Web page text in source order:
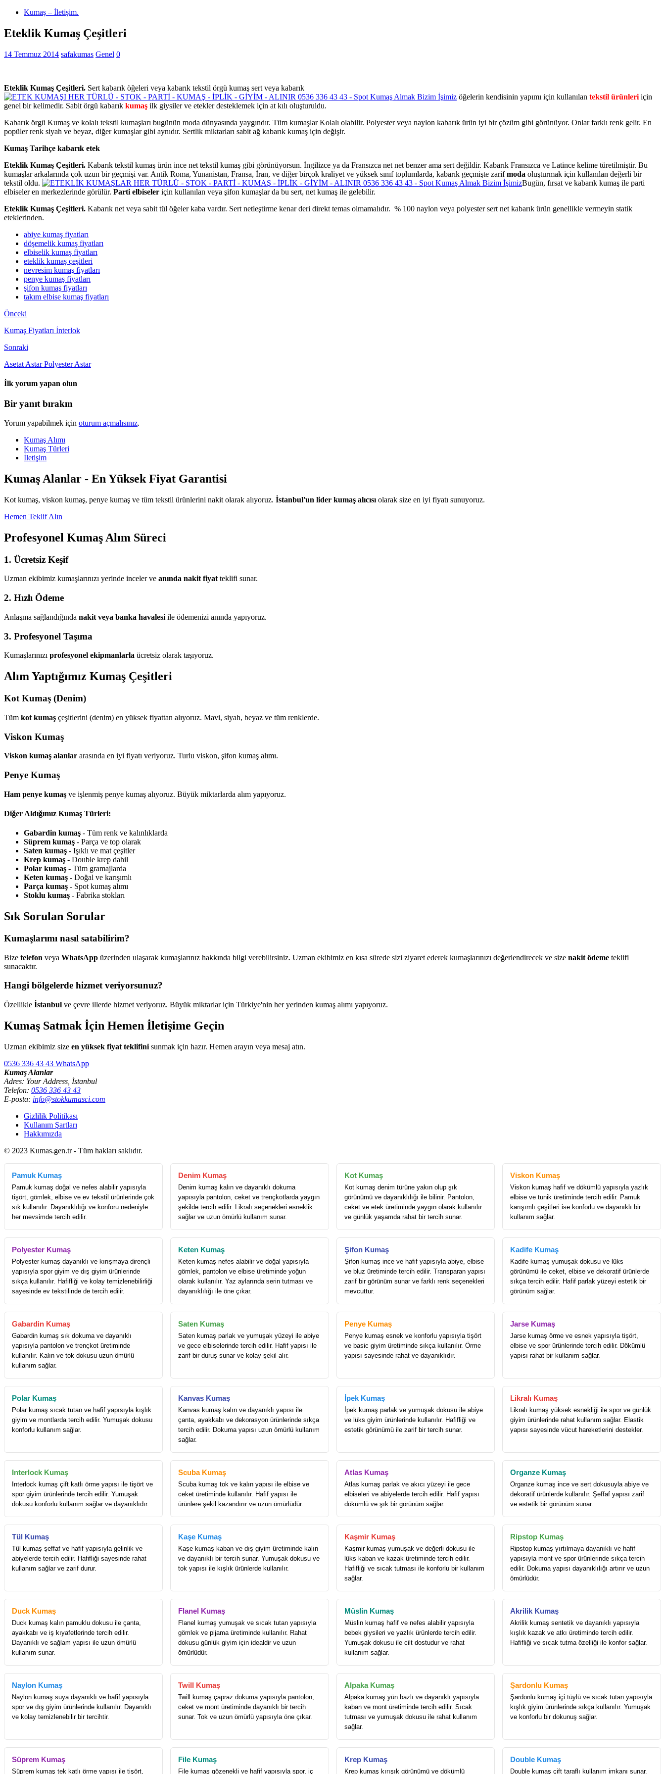
Kumaş – İletişim.
Eteklik Kumaş Çeşitleri
14 Temmuz 2014 safakumas Genel 0
Eteklik Kumaş Çeşitleri. Sert kabarık öğeleri veya kabarık tekstil örgü kumaş sert veya kabarık
öğelerin kendisinin yapımı için kullanılan tekstil ürünleri için
genel bir kelimedir. Sabit örgü kabarık kumaş ilk giysiler ve etekler desteklemek için at kılı oluşturuldu.
Kabarık örgü Kumaş ve kolalı tekstil kumaşları bugünün moda dünyasında yaygındır. Tüm kumaşlar Kolalı olabilir. Polyester veya naylon kabarık ürün iyi bir çözüm gibi görünüyor. Onlar farklı renk gelir. En
popüler renk siyah ve beyaz, diğer kumaşlar gibi aynıdır. Sertlik miktarları sabit ağ kabarık kumaş için değişir.
Kumaş Tarihçe kabarık etek
Eteklik Kumaş Çeşitleri. Kabarık tekstil kumaş ürün ince net tekstil kumaş gibi görünüyorsun. İngilizce ya da Fransızca net net benzer ama sert değildir. Kabarık Fransızca ve Latince kelime türetilmiştir. Bu
kumaşlar arkalarında çok uzun bir geçmişi var. Antik Roma, Yunanistan, Fransa, İran, ve diğer birçok kraliyet ve yüksek sınıf toplumlarda, kabarık geçmişte zarifmoda oluşturmak için kullanılan değerli bir
tekstil oldu.
Bugün, fırsat ve kabarık kumaş ile parti
elbiseler en merkezlerinde görülür. Parti elbiseler için kullanılan veya şifon kumaşlar da bu sert, net kumaş ile gelebilir.
Eteklik Kumaş Çeşitleri. Kabarık net veya sabit tül öğeler kaba vardır. Sert netleştirme kenar deri direkt temas olmamalıdır. % 100 naylon veya polyester sert net kabarık ürün genellikle vermeyin statik
eteklerinden.
abiye kumaş fiyatları
döşemelik kumaş fiyatları
elbiselik kumaş fiyatları
eteklik kumaş çeşitleri
nevresim kumaş fiyatları
penye kumaş fiyatları
şifon kumaş fiyatları
takım elbise kumaş fiyatları
Önceki
Kumaş Fiyatları İnterlok
Sonraki
Asetat Astar Polyester Astar
İlk yorum yapan olun
Bir yanıt bırakın
Yorum yapabilmek için oturum açmalısınız.
Kumaş Alımı
Kumaş Türleri
İletişim
Kumaş Alanlar - En Yüksek Fiyat Garantisi
Kot kumaş, viskon kumaş, penye kumaş ve tüm tekstil ürünlerini nakit olarak alıyoruz. İstanbul'un lider kumaş alıcısı olarak size en iyi fiyatı sunuyoruz.
Hemen Teklif Alın
Profesyonel Kumaş Alım Süreci
1. Ücretsiz Keşif
Uzman ekibimiz kumaşlarınızı yerinde inceler ve anında nakit fiyatteklifi sunar.
2. Hızlı Ödeme
Anlaşma sağlandığında nakit veya banka havalesi ile ödemenizi anında yapıyoruz.
3. Profesyonel Taşıma
Kumaşlarınızı profesyonel ekipmanlarla ücretsiz olarak taşıyoruz.
Alım Yaptığımız Kumaş Çeşitleri
Kot Kumaş (Denim)
Tüm kot kumaş çeşitlerini (denim) en yüksek fiyattan alıyoruz. Mavi, siyah, beyaz ve tüm renklerde.
Viskon Kumaş
Viskon kumaş alanlar arasında en iyi fiyatı veriyoruz. Turlu viskon, şifon kumaş alımı.
Penye Kumaş
Ham penye kumaş ve işlenmiş penye kumaş alıyoruz. Büyük miktarlarda alım yapıyoruz.
Diğer Aldığımız Kumaş Türleri:
Gabardin kumaş - Tüm renk ve kalınlıklarda
Süprem kumaş - Parça ve top olarak
Saten kumaş - Işıklı ve mat çeşitler
Krep kumaş - Double krep dahil
Polar kumaş - Tüm gramajlarda
Keten kumaş - Doğal ve karışımlı
Parça kumaş - Spot kumaş alımı
Stoklu kumaş - Fabrika stokları
Sık Sorulan Sorular
Kumaşlarımı nasıl satabilirim?
Bize telefon veya WhatsApp üzerinden ulaşarak kumaşlarınız hakkında bilgi verebilirsiniz. Uzman ekibimiz en kısa sürede sizi ziyaret ederek kumaşlarınızı değerlendirecek ve size nakit ödeme teklifi
sunacaktır.
Hangi bölgelerde hizmet veriyorsunuz?
Özellikle İstanbul ve çevre illerde hizmet veriyoruz. Büyük miktarlar için Türkiye'nin her yerinden kumaş alımı yapıyoruz.
Kumaş Satmak İçin Hemen İletişime Geçin
Uzman ekibimiz size en yüksek fiyat teklifini sunmak için hazır. Hemen arayın veya mesaj atın.
0536 336 43 43 WhatsApp
Kumaş Alanlar
Adres: Your Address, İstanbul
Telefon: 0536 336 43 43
E-posta: info@stokkumasci.com
Gizlilik Politikası
Kullanım Şartları
Hakkımızda
© 2023 Kumas.gen.tr - Tüm hakları saklıdır.
Pamuk Kumaş
Pamuk kumaş doğal ve nefes alabilir yapısıyla
tişört, gömlek, elbise ve ev tekstil ürünlerinde çok
sık kullanılır. Dayanıklılığı ve konforu nedeniyle
her mevsimde tercih edilir.
Denim Kumaş
Denim kumaş kalın ve dayanıklı dokuma
yapısıyla pantolon, ceket ve trençkotlarda yaygın
şekilde tercih edilir. Likralı seçenekleri esneklik
sağlar ve uzun ömürlü kullanım sunar.
Kot Kumaş
Kot kumaş denim türüne yakın olup şık
görünümü ve dayanıklılığı ile bilinir. Pantolon,
ceket ve etek üretiminde yaygın olarak kullanılır
ve günlük yaşamda rahat bir tercih sunar.
Viskon Kumaş
Viskon kumaş hafif ve dökümlü yapısıyla yazlık
elbise ve tunik üretiminde tercih edilir. Pamuk
karışımlı çeşitleri ise konforlu ve dayanıklı bir
kullanım sağlar.
Polyester Kumaş
Polyester kumaş dayanıklı ve kırışmaya dirençli
yapısıyla spor giyim ve dış giyim ürünlerinde
sıkça kullanılır. Hafifliği ve kolay temizlenebilirliği
sayesinde ev tekstilinde de tercih edilir.
Keten Kumaş
Keten kumaş nefes alabilir ve doğal yapısıyla
gömlek, pantolon ve elbise üretiminde yoğun
olarak kullanılır. Yaz aylarında serin tutması ve
dayanıklılığı ile öne çıkar.
Şifon Kumaş
Şifon kumaş ince ve hafif yapısıyla abiye, elbise
ve bluz üretiminde tercih edilir. Transparan yapısı
zarif bir görünüm sunar ve farklı renk seçenekleri
mevcuttur.
Kadife Kumaş
Kadife kumaş yumuşak dokusu ve lüks
görünümü ile ceket, elbise ve dekoratif ürünlerde
sıkça tercih edilir. Hafif parlak yüzeyi estetik bir
görünüm sağlar.
Gabardin Kumaş
Gabardin kumaş sık dokuma ve dayanıklı
yapısıyla pantolon ve trençkot üretiminde
kullanılır. Kalın ve tok dokusu uzun ömürlü
kullanım sağlar.
Saten Kumaş
Saten kumaş parlak ve yumuşak yüzeyi ile abiye
ve gece elbiselerinde tercih edilir. Hafif yapısı ile
zarif bir duruş sunar ve kolay şekil alır.
Penye Kumaş
Penye kumaş esnek ve konforlu yapısıyla tişört
ve basic giyim üretiminde sıkça kullanılır. Örme
yapısı sayesinde rahat ve dayanıklıdır.
Jarse Kumaş
Jarse kumaş örme ve esnek yapısıyla tişört,
elbise ve spor ürünlerinde tercih edilir. Dökümlü
yapısı rahat bir kullanım sağlar.
Polar Kumaş
Polar kumaş sıcak tutan ve hafif yapısıyla kışlık
giyim ve montlarda tercih edilir. Yumuşak dokusu
konforlu kullanım sağlar.
Kanvas Kumaş
Kanvas kumaş kalın ve dayanıklı yapısı ile
çanta, ayakkabı ve dekorasyon ürünlerinde sıkça
tercih edilir. Dokuma yapısı uzun ömürlü kullanım
sağlar.
İpek Kumaş
İpek kumaş parlak ve yumuşak dokusu ile abiye
ve lüks giyim ürünlerinde kullanılır. Hafifliği ve
estetik görünümü ile zarif bir tercih sunar.
Likralı Kumaş
Likralı kumaş yüksek esnekliği ile spor ve günlük
giyim ürünlerinde rahat kullanım sağlar. Elastik
yapısı sayesinde vücut hareketlerini destekler.
Interlock Kumaş
Interlock kumaş çift katlı örme yapısı ile tişört ve
spor giyim ürünlerinde tercih edilir. Yumuşak
dokusu konforlu kullanım sağlar ve dayanıklıdır.
Scuba Kumaş
Scuba kumaş tok ve kalın yapısı ile elbise ve
ceket üretiminde kullanılır. Hafif yapısı ile
ürünlere şekil kazandırır ve uzun ömürlüdür.
Atlas Kumaş
Atlas kumaş parlak ve akıcı yüzeyi ile gece
elbiseleri ve abiyelerde tercih edilir. Hafif yapısı
dökümlü ve şık bir görünüm sağlar.
Organze Kumaş
Organze kumaş ince ve sert dokusuyla abiye ve
dekoratif ürünlerde kullanılır. Şeffaf yapısı zarif
ve estetik bir görünüm sunar.
Tül Kumaş
Tül kumaş şeffaf ve hafif yapısıyla gelinlik ve
abiyelerde tercih edilir. Hafifliği sayesinde rahat
kullanım sağlar ve zarif durur.
Kaşe Kumaş
Kaşe kumaş kaban ve dış giyim üretiminde kalın
ve dayanıklı bir tercih sunar. Yumuşak dokusu ve
tok yapısı ile kışlık ürünlerde kullanılır.
Kaşmir Kumaş
Kaşmir kumaş yumuşak ve değerli dokusu ile
lüks kaban ve kazak üretiminde tercih edilir.
Hafifliği ve sıcak tutması ile konforlu bir kullanım
sağlar.
Ripstop Kumaş
Ripstop kumaş yırtılmaya dayanıklı ve hafif
yapısıyla mont ve spor ürünlerinde sıkça tercih
edilir. Dokuma yapısı dayanıklılığı artırır ve uzun
ömürlüdür.
Duck Kumaş
Duck kumaş kalın pamuklu dokusu ile çanta,
ayakkabı ve iş kıyafetlerinde tercih edilir.
Dayanıklı ve sağlam yapısı ile uzun ömürlü
kullanım sunar.
Flanel Kumaş
Flanel kumaş yumuşak ve sıcak tutan yapısıyla
gömlek ve pijama üretiminde kullanılır. Rahat
dokusu günlük giyim için idealdir ve uzun
ömürlüdür.
Müslin Kumaş
Müslin kumaş hafif ve nefes alabilir yapısıyla
bebek giysileri ve yazlık ürünlerde tercih edilir.
Yumuşak dokusu ile cilt dostudur ve rahat
kullanım sağlar.
Akrilik Kumaş
Akrilik kumaş sentetik ve dayanıklı yapısıyla
kışlık kazak ve atkı üretiminde tercih edilir.
Hafifliği ve sıcak tutma özelliği ile konfor sağlar.
Naylon Kumaş
Naylon kumaş suya dayanıklı ve hafif yapısıyla
spor ve dış giyim ürünlerinde kullanılır. Dayanıklı
ve kolay temizlenebilir bir tercihtir.
Twill Kumaş
Twill kumaş çapraz dokuma yapısıyla pantolon,
ceket ve mont üretiminde dayanıklı bir tercih
sunar. Tok ve uzun ömürlü yapısıyla öne çıkar.
Alpaka Kumaş
Alpaka kumaş yün bazlı ve dayanıklı yapısıyla
kaban ve mont üretiminde tercih edilir. Sıcak
tutması ve yumuşak dokusu ile rahat kullanım
sağlar.
Şardonlu Kumaş
Şardonlu kumaş içi tüylü ve sıcak tutan yapısıyla
kışlık giyim ürünlerinde sıkça kullanılır. Yumuşak
ve konforlu bir dokunuş sağlar.
Süprem Kumaş
Süprem kumaş tek katlı örme yapısı ile tişört,
File Kumaş
File kumaş gözenekli ve hafif yapısıyla spor, iç
Krep Kumaş
Krep kumaş kırışık görünümü ve dökümlü
Double Kumaş
Double kumaş çift taraflı kullanım imkanı sunar.